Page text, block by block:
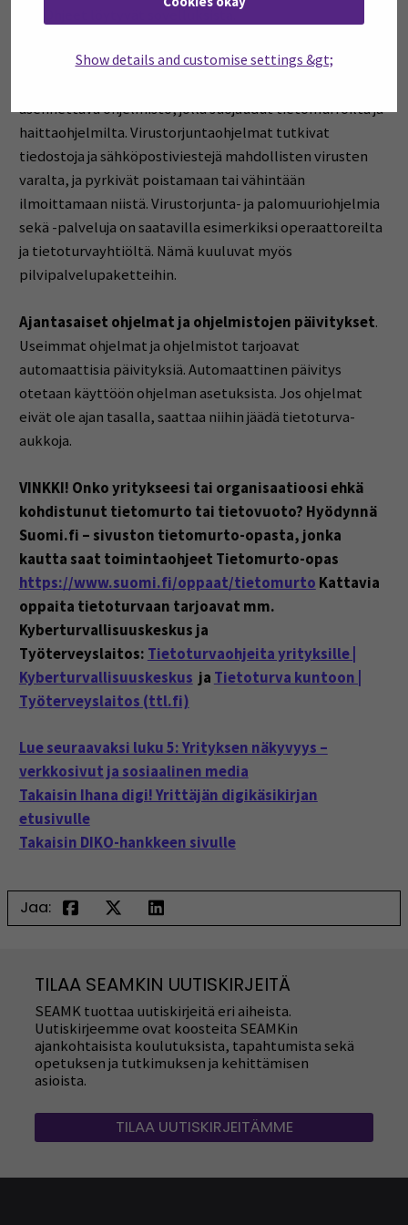
Show details and customise settings &gt;
jne. Ohjeet löytyvät sovelluksista.
Palomuuri ja virustorjunnat. Palomuuri on joko
asennettava ohjelmisto, jolla suojaudut tietomurroilta ja
haittaohjelmilta. Virustorjuntaohjelmat tutkivat
tiedostoja ja sähköpostiviestejä mahdollisten virusten
varalta, ja pyrkivät poistamaan tai vähintään
ilmoittamaan niistä. Virustorjunta- ja palomuuriohjelmia
sekä -palveluja on saatavilla esimerkiksi operaattoreilta
ja tietoturvayhtiöltä. Nämä kuuluvat myös
pilvipalvelupaketteihin.
Ajantasaiset ohjelmat ja ohjelmistojen päivitykset.
Useimmat ohjelmat ja ohjelmistot tarjoavat
automaattisia päivityksiä. Automaattinen päivitys
otetaan käyttöön ohjelman asetuksista. Jos ohjelmat
eivät ole ajan tasalla, saattaa niihin jäädä tietoturva-
aukkoja.
VINKKI! Onko yritykseesi tai organisaatioosi ehkä
kohdistunut tietomurto tai tietovuoto? Hyödynnä
Suomi.fi – sivuston tietomurto-opasta, jonka
kautta saat toimintaohjeet Tietomurto-opas
https://www.suomi.fi/oppaat/tietomurto Kattavia
oppaita tietoturvaan tarjoavat mm.
Kyberturvallisuuskeskus ja
Työterveyslaitos: Tietoturvaohjeita yrityksille |
Kyberturvallisuuskeskus ja Tietoturva kuntoon |
Työterveyslaitos (ttl.fi)
Lue seuraavaksi luku 5: Yrityksen näkyvyys –
verkkosivut ja sosiaalinen media
Takaisin Ihana digi! Yrittäjän digikäsikirjan
etusivulle
Takaisin DIKO-hankkeen sivulle
Jaa:
TILAA SEAMKIN UUTISKIRJEITÄ
SEAMK tuottaa uutiskirjeitä eri aiheista.
Uutiskirjeemme ovat koosteita SEAMKin
ajankohtaisista koulutuksista, tapahtumista sekä
opetuksen ja tutkimuksen ja kehittämisen
asioista.
TILAA UUTISKIRJEITÄMME